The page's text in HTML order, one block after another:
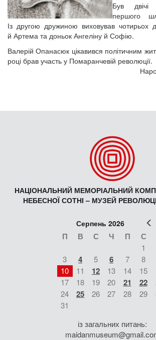
Був двічі
першого
Із другою дружиною виховував чотирьох
й Артема та доньок Ангеліну й Софію.
Валерій Опанасюк цікавився політичним
році брав участь у Помаранчевій революції.
НАЦІОНАЛЬНИЙ МЕМОРІАЛЬНИЙ
НЕБЕСНОЇ СОТНІ – МУЗЕЙ
Серпень 2026
П В С Ч П С
1
3 4 5 6 7 8
10
11 12 13 14 15
17
18 19 20 21 22
24
25 26 27 28 29
31
із загальних питань: